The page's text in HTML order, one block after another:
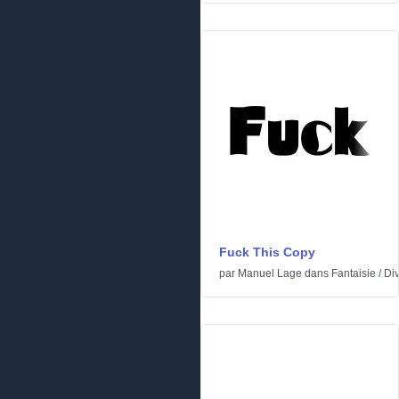
Fuck This Copy
par Manuel Lage dans Fantaisie /